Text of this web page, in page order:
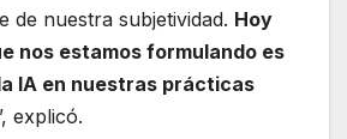
de nuestra subjetividad. Hoy
nos estamos formulando es
IA en nuestras prácticas
explicó.